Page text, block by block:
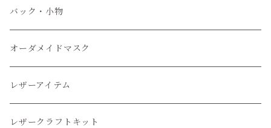
小物
バック・小物
オーダメイドマスク
レザーアイテム
レザークラフトキット